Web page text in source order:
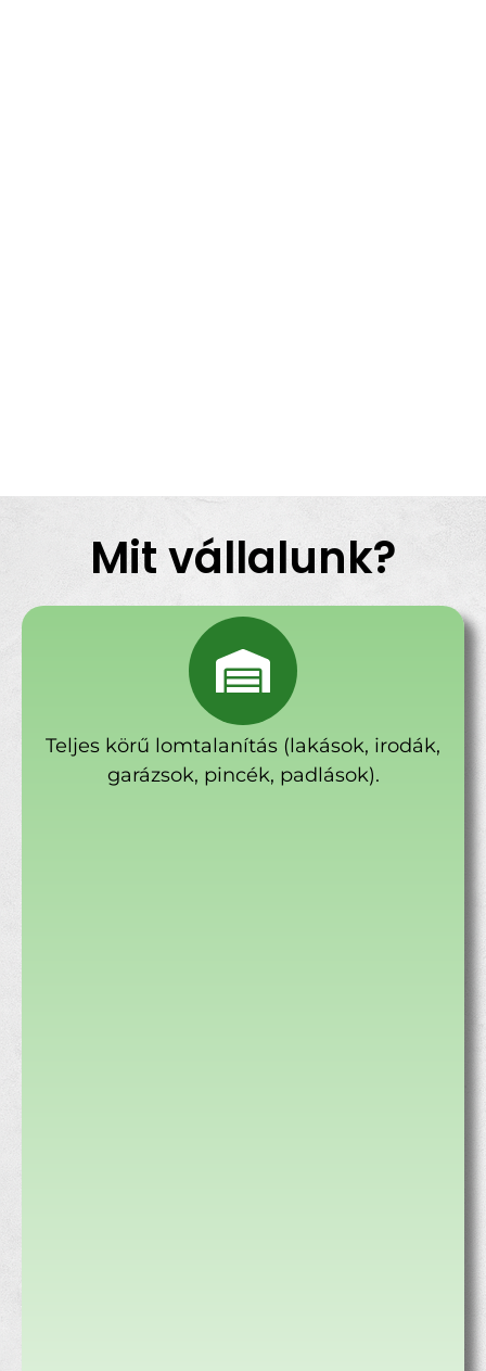
Mit vállalunk?
Teljes körű lomtalanítás (lakások, irodák,
garázsok, pincék, padlások).